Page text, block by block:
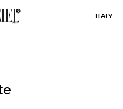
ITALY